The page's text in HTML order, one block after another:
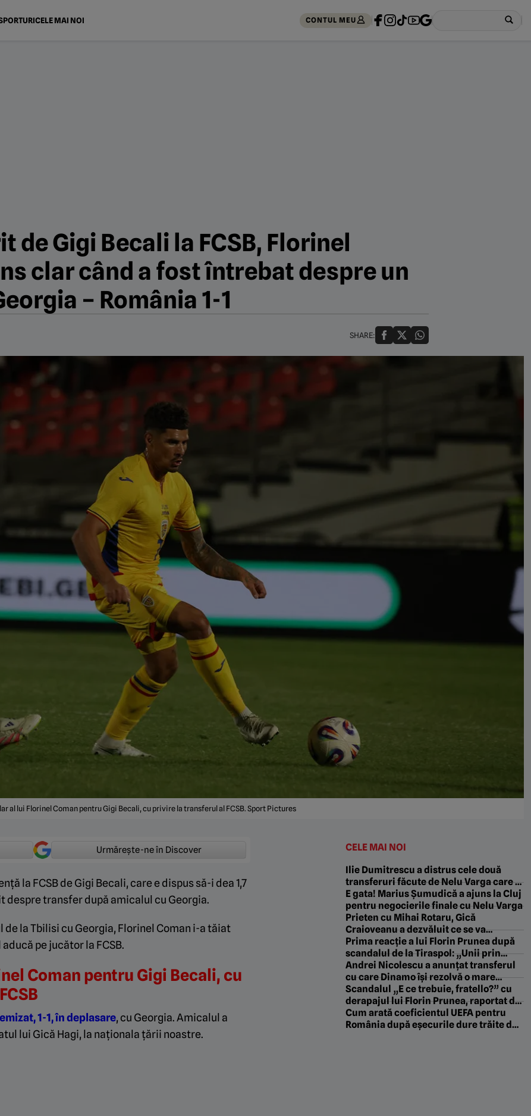
CELE MAI NOI CONTUL MEU
de Gigi Becali la FCSB, Florinel
clar când a fost întrebat despre un
– România 1-1
SHARE:
al lui Florinel Coman pentru Gigi Becali, cu privire la transferul al FCSB. Sport Pictures
Urmărește-ne în Discover
la FCSB de Gigi Becali, care e dispus să-i dea 1,7
despre transfer după amicalul cu Georgia.
la Tbilisi cu Georgia, Florinel Coman i-a tăiat
pe jucător la FCSB.
Coman pentru Gigi Becali, cu
1-1, în deplasare, cu Georgia. Amicalul a
lui Gică Hagi, la naționala țării noastre.
CELE MAI NOI
Ilie Dumitrescu a distrus cele două
transferuri făcute de Nelu Varga care s-
au dovedit cele mai mari țepe din
istoria CFR: „Îl respect, dar…”
E gata! Marius Șumudică a ajuns la Cluj
pentru negocierile finale cu Nelu Varga
Prieten cu Mihai Rotaru, Gică
Craioveanu a dezvăluit ce se va
întâmpla cu Filipe Coelho după returul
cu cei de la KuPS: „NICIODATĂ!”
Prima reacție a lui Florin Prunea după
scandalul de la Tiraspol: „Unii prin
România… Că de ce nu ne plac băieții?
Că ne plac fetele, d-aia”
Andrei Nicolescu a anunțat transferul
cu care Dinamo își rezolvă o mare
problemă: „Vom da 200.000 de euro pe
el”
Scandalul „E ce trebuie, fratello?” cu
derapajul lui Florin Prunea, raportat de
FRF la UEFA!
Cum arată coeficientul UEFA pentru
România după eșecurile dure trăite de